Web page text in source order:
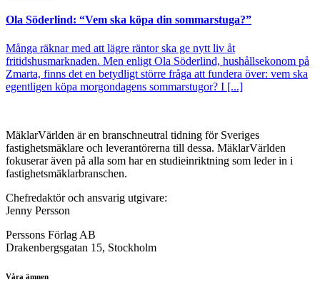
Ola Söderlind: “Vem ska köpa din sommarstuga?”
Många räknar med att lägre räntor ska ge nytt liv åt
fritidshusmarknaden. Men enligt Ola Söderlind, hushållsekonom på
Zmarta, finns det en betydligt större fråga att fundera över: vem ska
egentligen köpa morgondagens sommarstugor? I [...]
MäklarVärlden är en branschneutral tidning för Sveriges
fastighetsmäklare och leverantörerna till dessa. MäklarVärlden
fokuserar även på alla som har en studieinriktning som leder in i
fastighetsmäklarbranschen.
Chefredaktör och ansvarig utgivare:
Jenny Persson
Perssons Förlag AB
Drakenbergsgatan 15, Stockholm
Våra ämnen